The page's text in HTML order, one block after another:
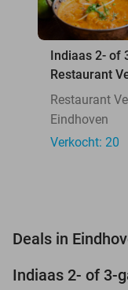
Indiaas 2- of
Restaurant
Restaurant
Eindhoven
Verkocht: 20
Deals in
Indiaas 2- of 3-